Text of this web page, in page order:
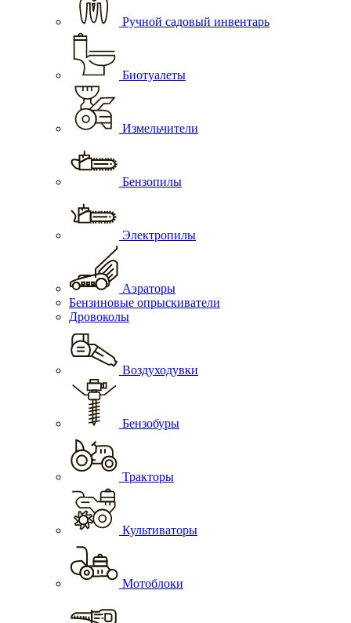
Ручной садовый инвентарь
Биотуалеты
Измельчители
Бензопилы
Электропилы
Аэраторы
Бензиновые опрыскиватели
Дровоколы
Воздуходувки
Бензобуры
Тракторы
Культиваторы
Мотоблоки